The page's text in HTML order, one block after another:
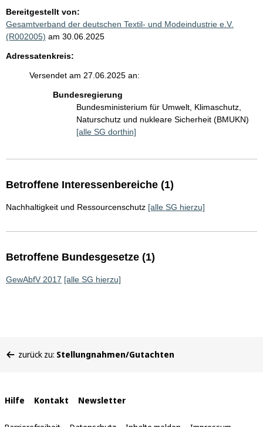
Bereitgestellt von:
Gesamtverband der deutschen Textil- und Modeindustrie e.V.
(R002005) am 30.06.2025
Adressatenkreis:
Versendet am 27.06.2025 an:
Bundesregierung
Bundesministerium für Umwelt, Klimaschutz,
Naturschutz und nukleare Sicherheit (BMUKN)
[alle SG dorthin]
Betroffene Interessenbereiche (1)
Nachhaltigkeit und Ressourcenschutz [alle SG hierzu]
Betroffene Bundesgesetze (1)
GewAbfV 2017 [alle SG hierzu]
befinden
zurück zu: Stellungnahmen/Gutachten
Interne
Links
Hilfe Kontakt Newsletter